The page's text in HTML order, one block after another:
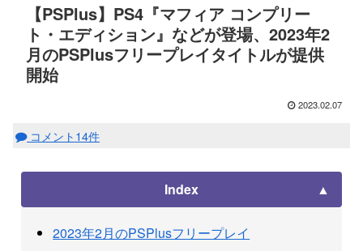
【PSPlus】PS4『マフィア コンプリー
ト・エディション』などが登場、2023年2
月のPSPlusフリープレイタイトルが提供
開始
2023.02.07
コメント14件
Index
2023年2月のPSPlusフリープレイ